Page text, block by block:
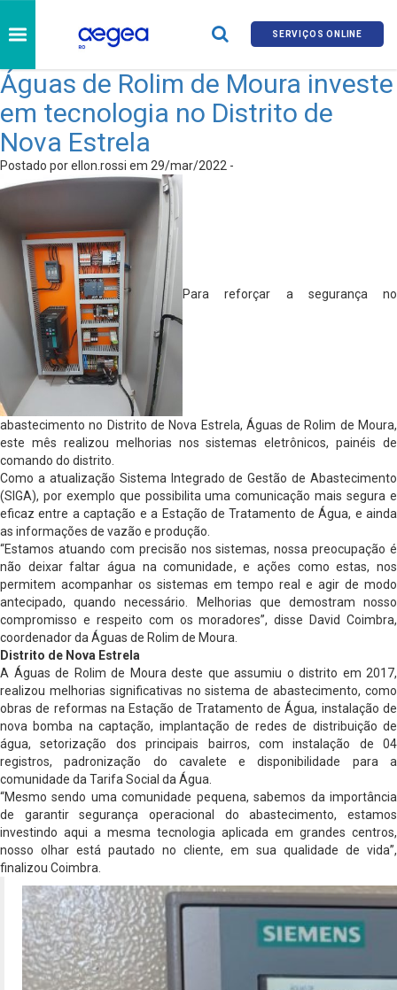
SERVIÇOS ONLINE
Águas de Rolim de Moura investe
em tecnologia no Distrito de
Nova Estrela
Postado por ellon.rossi em 29/mar/2022 -
Para reforçar a segurança no
abastecimento no Distrito de Nova Estrela, Águas de Rolim de Moura,
este mês realizou melhorias nos sistemas eletrônicos, painéis de
comando do distrito.
Como a atualização Sistema Integrado de Gestão de Abastecimento
(SIGA), por exemplo que possibilita uma comunicação mais segura e
eficaz entre a captação e a Estação de Tratamento de Água, e ainda
as informações de vazão e produção.
“Estamos atuando com precisão nos sistemas, nossa preocupação é
não deixar faltar água na comunidade, e ações como estas, nos
permitem acompanhar os sistemas em tempo real e agir de modo
antecipado, quando necessário. Melhorias que demostram nosso
compromisso e respeito com os moradores”, disse David Coimbra,
coordenador da Águas de Rolim de Moura.
Distrito de Nova Estrela
A Águas de Rolim de Moura deste que assumiu o distrito em 2017,
realizou melhorias significativas no sistema de abastecimento, como
obras de reformas na Estação de Tratamento de Água, instalação de
nova bomba na captação, implantação de redes de distribuição de
água, setorização dos principais bairros, com instalação de 04
registros, padronização do cavalete e disponibilidade para a
comunidade da Tarifa Social da Água.
“Mesmo sendo uma comunidade pequena, sabemos da importância
de garantir segurança operacional do abastecimento, estamos
investindo aqui a mesma tecnologia aplicada em grandes centros,
nosso olhar está pautado no cliente, em sua qualidade de vida”,
finalizou Coimbra.